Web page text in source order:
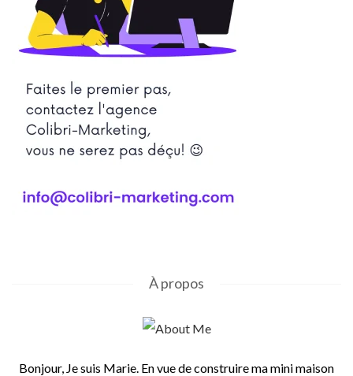
À propos
Bonjour, Je suis Marie. En vue de construire ma mini maison